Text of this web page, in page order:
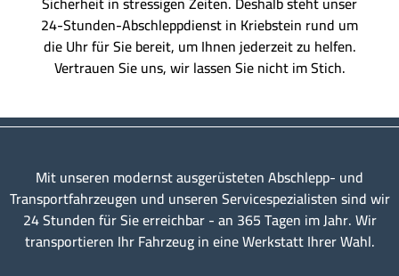
24-Stunden-Abschleppdienst in Kriebstein rund um
die Uhr für Sie bereit, um Ihnen jederzeit zu helfen.
Vertrauen Sie uns, wir lassen Sie nicht im Stich.
Mit unseren modernst ausgerüsteten Abschlepp- und
Transportfahrzeugen und unseren Servicespezialisten sind wir
24 Stunden für Sie erreichbar - an 365 Tagen im Jahr. Wir
transportieren Ihr Fahrzeug in eine Werkstatt Ihrer Wahl.